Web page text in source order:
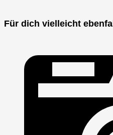
Für dich vielleicht